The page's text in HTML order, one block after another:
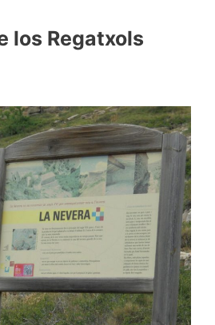
los Regatxols